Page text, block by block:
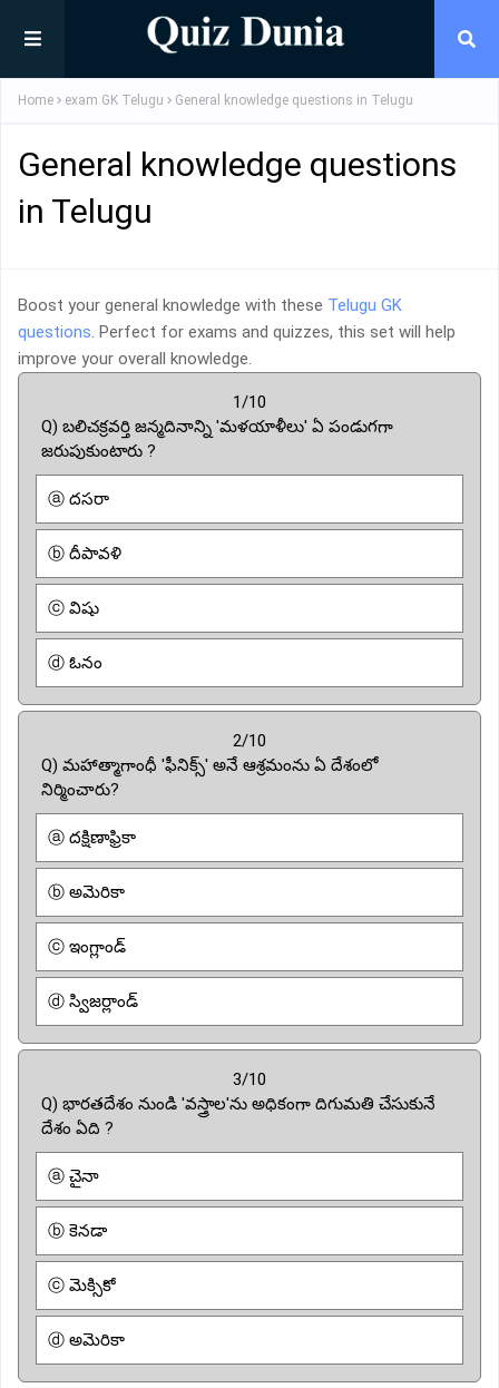
Home exam GK Telugu General knowledge questions in Telugu
General knowledge questions
in Telugu
Boost your general knowledge with these Telugu GK
questions. Perfect for exams and quizzes, this set will help
improve your overall knowledge.
1/10
Q) బలిచక్రవర్తి జన్మదినాన్ని 'మళయాళీలు' ఏ పండుగగా
జరుపుకుంటారు ?
ⓐ దసరా
ⓑ దీపావళి
ⓒ విషు
ⓓ ఓనం
2/10
Q) మహాత్మాగాంధీ 'ఫీనిక్స్' అనే ఆశ్రమంను ఏ దేశంలో
నిర్మించారు?
ⓐ దక్షిణాఫ్రికా
ⓑ అమెరికా
ⓒ ఇంగ్లాండ్
ⓓ స్విజర్లాండ్
3/10
Q) భారతదేశం నుండి 'వస్త్రాల'ను అధికంగా దిగుమతి చేసుకునే
దేశం ఏది ?
ⓐ చైనా
ⓑ కెనడా
ⓒ మెక్సికో
ⓓ అమెరికా